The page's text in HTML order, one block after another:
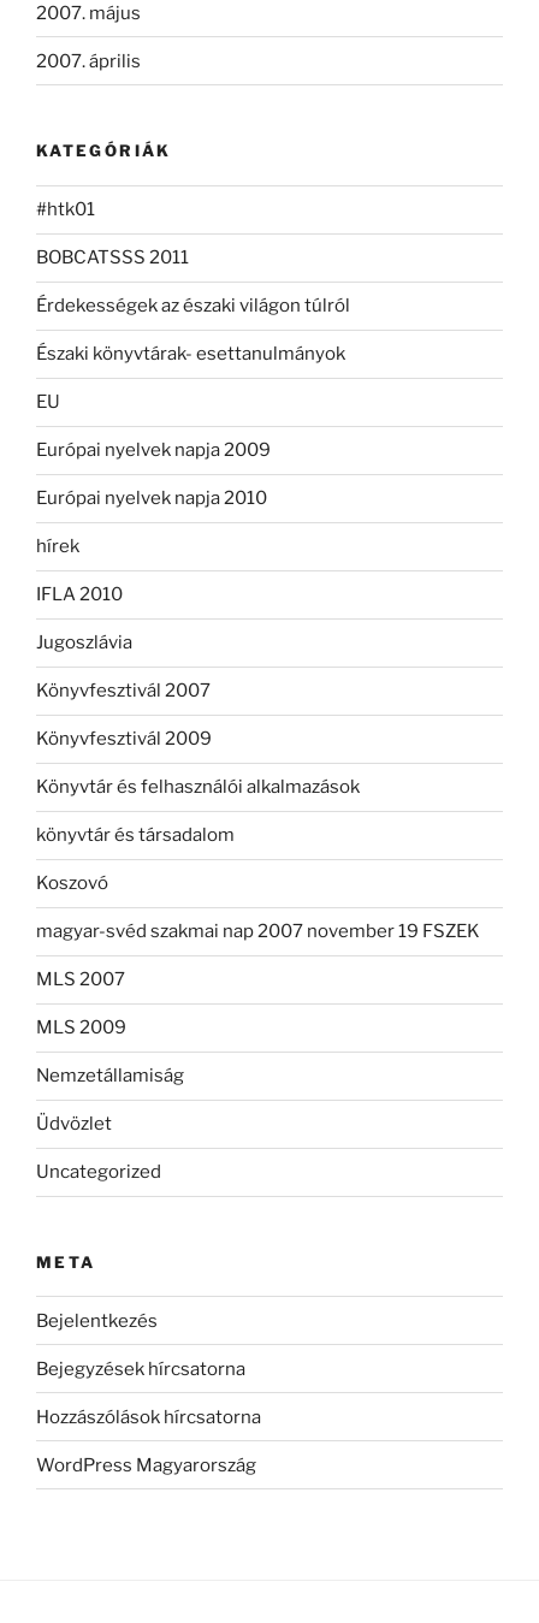
2007. május
2007. április
KATEGÓRIÁK
#htk01
BOBCATSSS 2011
Érdekességek az északi világon túlról
Északi könyvtárak- esettanulmányok
EU
Európai nyelvek napja 2009
Európai nyelvek napja 2010
hírek
IFLA 2010
Jugoszlávia
Könyvfesztivál 2007
Könyvfesztivál 2009
Könyvtár és felhasználói alkalmazások
könyvtár és társadalom
Koszovó
magyar-svéd szakmai nap 2007 november 19 FSZEK
MLS 2007
MLS 2009
Nemzetállamiság
Üdvözlet
Uncategorized
META
Bejelentkezés
Bejegyzések hírcsatorna
Hozzászólások hírcsatorna
WordPress Magyarország